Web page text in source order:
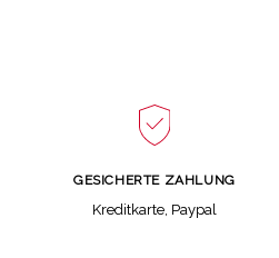
GESICHERTE ZAHLUNG
Kreditkarte, Paypal